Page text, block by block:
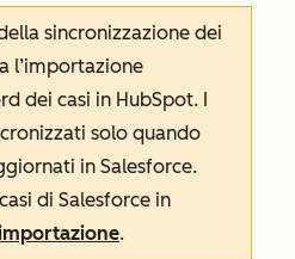
sincronizzazione dei
l’importazione
dei casi in HubSpot. I
solo quando
in Salesforce.
di Salesforce in
.